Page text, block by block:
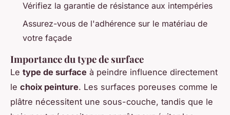
Vérifiez la garantie de résistance aux intempéries
Assurez-vous de l'adhérence sur le matériau de
votre façade
Importance du type de surface
Le type de surface à peindre influence directement
le choix peinture. Les surfaces poreuses comme le
plâtre nécessitent une sous-couche, tandis que le